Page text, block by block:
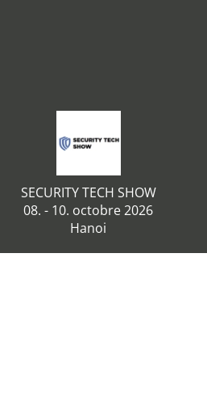
SECURITY TECH SHOW
08. - 10. octobre 2026
Hanoi